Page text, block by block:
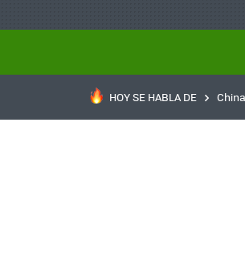
HOY SE HABLA DE China